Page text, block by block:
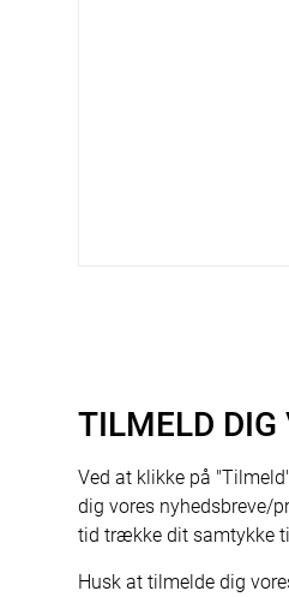
TILMELD DIG
Ved at klikke på
dig vores nyhedsbreve/
tid trække dit samtykke
Husk at tilmelde dig